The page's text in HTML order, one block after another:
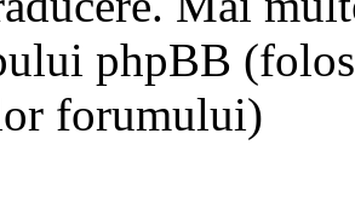
phpBB
forumului)